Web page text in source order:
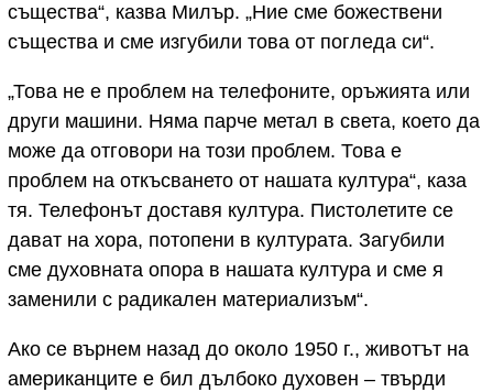
същества“, казва Милър. „Ние сме божествени
същества и сме изгубили това от погледа си“.
„Това не е проблем на телефоните, оръжията или
други машини. Няма парче метал в света, което да
може да отговори на този проблем. Това е
проблем на откъсването от нашата култура“, каза
тя. Телефонът доставя култура. Пистолетите се
дават на хора, потопени в културата. Загубили
сме духовната опора в нашата култура и сме я
заменили с радикален материализъм“.
Ако се върнем назад до около 1950 г., животът на
американците е бил дълбоко духовен – твърди